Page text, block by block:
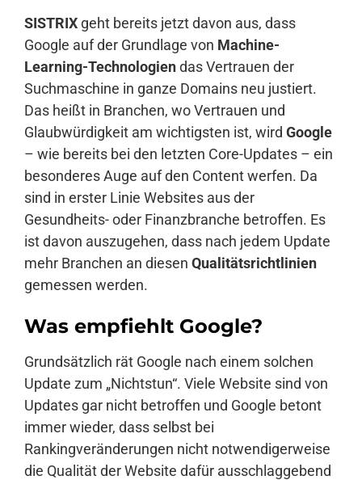
SISTRIX geht bereits jetzt davon aus, dass
Google auf der Grundlage von Machine-
Learning-Technologiendas Vertrauen der
Suchmaschine in ganze Domains neu justiert.
Das heißt in Branchen, wo Vertrauen und
Glaubwürdigkeit am wichtigsten ist, wird Google
– wie bereits bei den letzten Core-Updates – ein
besonderes Auge auf den Content werfen. Da
sind in erster Linie Websites aus der
Gesundheits- oder Finanzbranche betroffen. Es
ist davon auszugehen, dass nach jedem Update
mehr Branchen an diesen Qualitätsrichtlinien
gemessen werden.
Was empfiehlt Google?
Grundsätzlich rät Google nach einem solchen
Update zum „Nichtstun“. Viele Website sind von
Updates gar nicht betroffen und Google betont
immer wieder, dass selbst bei
Rankingveränderungen nicht notwendigerweise
die Qualität der Website dafür ausschlaggebend